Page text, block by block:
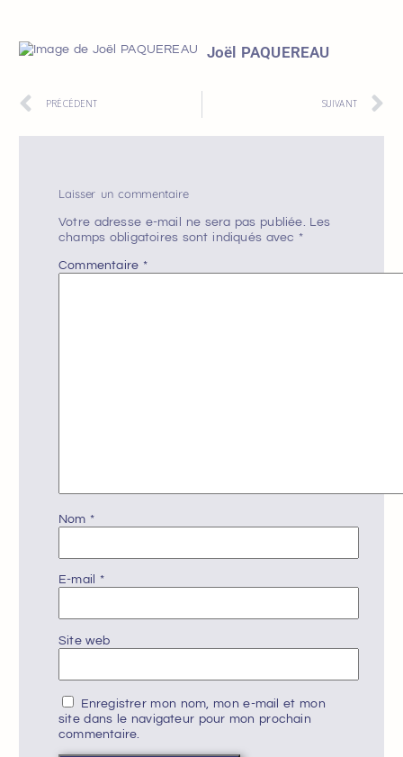
Joël PAQUEREAU
PRÉCÉDENT SUIVANT
Laisser un commentaire
Votre adresse e-mail ne sera pas publiée. Les
champs obligatoires sont indiqués avec *
Commentaire *
Nom*
E-mail *
Site web
Enregistrer mon nom, mon e-mail et mon
site dans le navigateur pour mon prochain
commentaire.